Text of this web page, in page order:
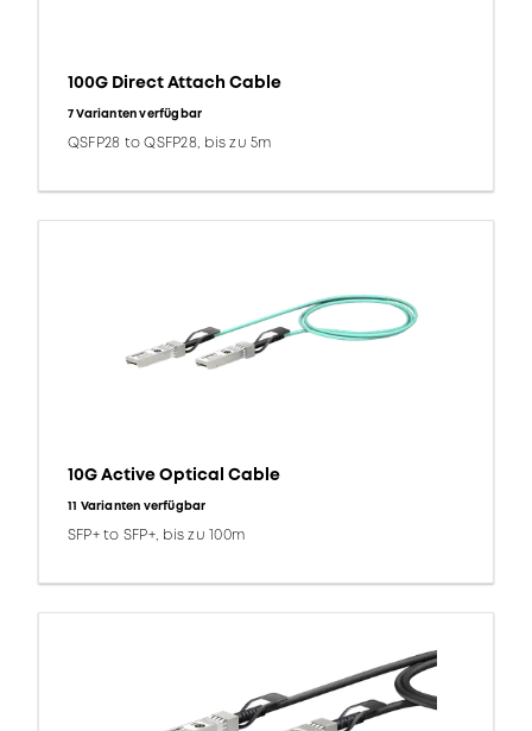
100G Direct Attach Cable
7 Varianten verfügbar
QSFP28 to QSFP28, bis zu 5m
10G Active Optical Cable
11 Varianten verfügbar
SFP+ to SFP+, bis zu 100m